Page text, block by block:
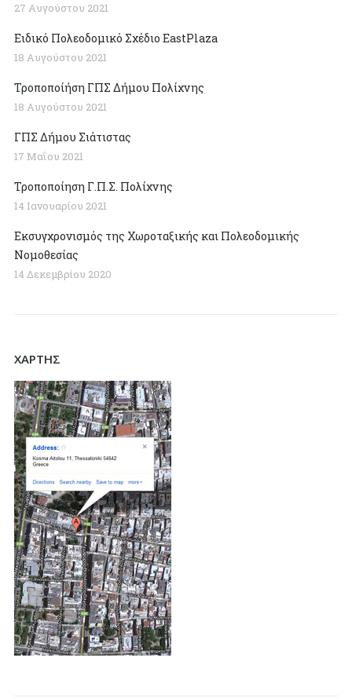
27 Αυγούστου 2021
Ειδικό Πολεοδομικό Σχέδιο EastPlaza
18 Αυγούστου 2021
Τροποποίήση ΓΠΣ Δήμου Πολίχνης
18 Αυγούστου 2021
ΓΠΣ Δήμου Σιάτιστας
17 Μαΐου 2021
Τροποποίηση Γ.Π.Σ. Πολίχνης
14 Ιανουαρίου 2021
Εκσυγχρονισμός της Χωροταξικής και Πολεοδομικής
Νομοθεσίας
14 Δεκεμβρίου 2020
ΧΑΡΤΗΣ